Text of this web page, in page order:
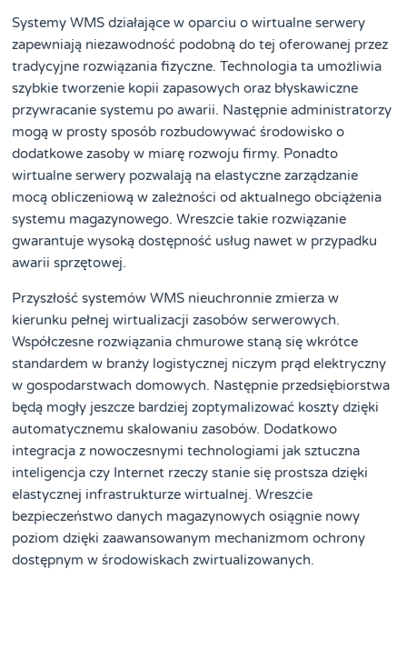
Systemy WMS działające w oparciu o wirtualne serwery
zapewniają niezawodność podobną do tej oferowanej przez
tradycyjne rozwiązania fizyczne. Technologia ta umożliwia
szybkie tworzenie kopii zapasowych oraz błyskawiczne
przywracanie systemu po awarii. Następnie administratorzy
mogą w prosty sposób rozbudowywać środowisko o
dodatkowe zasoby w miarę rozwoju firmy. Ponadto
wirtualne serwery pozwalają na elastyczne zarządzanie
mocą obliczeniową w zależności od aktualnego obciążenia
systemu magazynowego. Wreszcie takie rozwiązanie
gwarantuje wysoką dostępność usług nawet w przypadku
awarii sprzętowej.
Przyszłość systemów WMS nieuchronnie zmierza w
kierunku pełnej wirtualizacji zasobów serwerowych.
Współczesne rozwiązania chmurowe staną się wkrótce
standardem w branży logistycznej niczym prąd elektryczny
w gospodarstwach domowych. Następnie przedsiębiorstwa
będą mogły jeszcze bardziej zoptymalizować koszty dzięki
automatycznemu skalowaniu zasobów. Dodatkowo
integracja z nowoczesnymi technologiami jak sztuczna
inteligencja czy Internet rzeczy stanie się prostsza dzięki
elastycznej infrastrukturze wirtualnej. Wreszcie
bezpieczeństwo danych magazynowych osiągnie nowy
poziom dzięki zaawansowanym mechanizmom ochrony
dostępnym w środowiskach zwirtualizowanych.